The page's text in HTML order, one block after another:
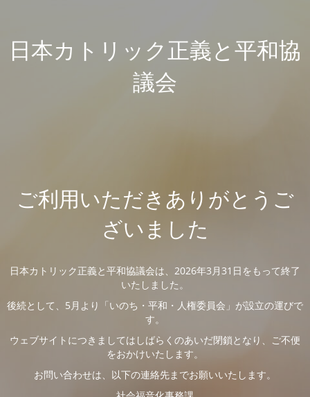
日本カトリック正義と平和協
議会
ご利用いただきありがとうご
ざいました
日本カトリック正義と平和協議会は、2026年3月31日をもって終了
いたしました。
後続として、5月より「いのち・平和・人権委員会」が設立の運びで
す。
ウェブサイトにつきましてはしばらくのあいだ閉鎖となり、ご不便
をおかけいたします。
お問い合わせは、以下の連絡先までお願いいたします。